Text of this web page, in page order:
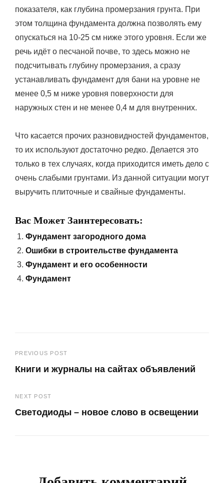
показателя, как глубина промерзания грунта. При
этом толщина фундамента должна позволять ему
опускаться на 10-25 см ниже этого уровня. Если же
речь идёт о песчаной почве, то здесь можно не
подсчитывать глубину промерзания, а сразу
устанавливать фундамент для бани на уровне не
менее 0,5 м ниже уровня поверхности для
наружных стен и не менее 0,4 м для внутренних.
Что касается прочих разновидностей фундаментов,
то их используют достаточно редко. Делается это
только в тех случаях, когда приходится иметь дело с
очень слабыми грунтами. Из данной ситуации могут
выручить плиточные и свайные фундаменты.
Вас Может Заинтересовать:
Фундамент загородного дома
Ошибки в строительстве фундамента
Фундамент и его особенности
Фундамент
Навигация
по
записям
PREVIOUS POST
Книги и журналы на сайтах объявлений
Post
NEXT POST
Светодиоды – новое слово в освещении